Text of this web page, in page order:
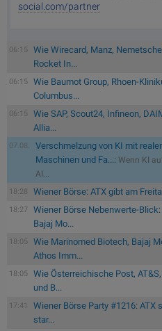
social.com/partner
06:15
Wie Wirecard, Manz,
Rocket In...
06:15
Wie Baumot Group, Rhoen-
Columbus...
06:15
Wie SAP, Scout24, Infineon,
Allia...
07.08.
Verschmelzung von KI mit
Maschinen und Fa...: Wenn KI
AI...
18:28 Wiener Börse: ATX gibt am
18:27
Wiener Börse Nebenwerte-
Bajaj Mo...
18:05
Wie Marinomed Biotech, Bajaj
Athos Imm...
18:05
Wie Österreichische Post,
und B...
17:41
Wiener Börse Party #1216:
star...